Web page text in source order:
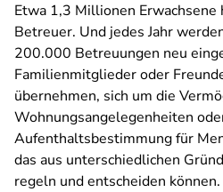
Etwa 1,3 Millionen Erwachsene
Betreuer. Und jedes Jahr
200.000 Betreuungen neu
Familienmitglieder oder
übernehmen, sich um die
Wohnungsangelegenheiten
Aufenthaltsbestimmung für
das aus unterschiedlichen
regeln und entscheiden